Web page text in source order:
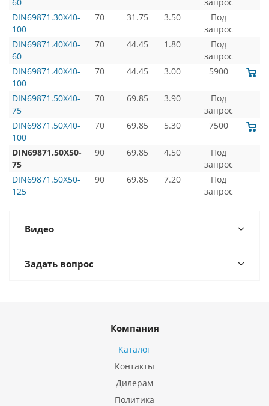
DIN69871.30X40-
100
70 31.75 3.50
Под
запрос
DIN69871.40X40-
60
70 44.45 1.80
Под
запрос
DIN69871.40X40-
100
70 44.45 3.00 5900
DIN69871.50X40-
75
70 69.85 3.90
Под
запрос
DIN69871.50X40-
100
70 69.85 5.30 7500
DIN69871.50X50-
75
90 69.85 4.50
Под
запрос
DIN69871.50X50-
125
90 69.85 7.20
Под
запрос
Видео
Задать вопрос
Компания
Каталог
Контакты
Дилерам
Политика